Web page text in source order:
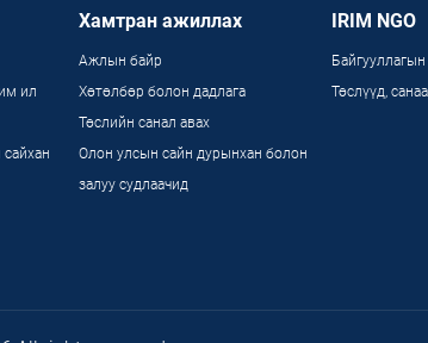
ил
Хамтран ажиллах
Ажлын байр
Хөтөлбөр болон дадлага
Төслийн санал авах
Олон улсын сайн дурынхан болон
залуу судлаачид
IRIM NGO
Төслүүд,